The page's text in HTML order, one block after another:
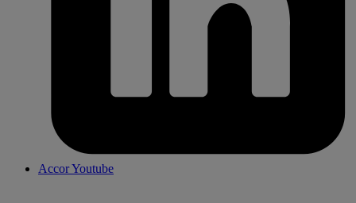
Accor Youtube